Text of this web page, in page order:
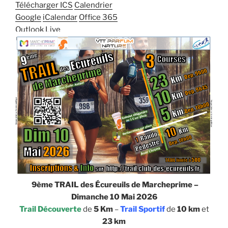
Télécharger ICS Calendrier
Google iCalendar Office 365
Outlook Live
9ème TRAIL des Écureuils de Marcheprime –
Dimanche 10 Mai 2026
Trail Découvertede 5 Km–Trail Sportifde 10 kmet
23 km